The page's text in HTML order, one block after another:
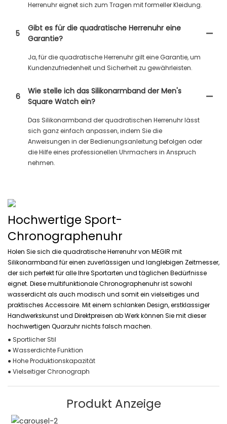
Herrenuhr eignet sich zum Tragen mit formeller Kleidung.
5
Gibt es für die quadratische Herrenuhr eine
Garantie?
Ja, für die quadratische Herrenuhr gilt eine Garantie, um
Kundenzufriedenheit und Sicherheit zu gewährleisten.
6
Wie stelle ich das Silikonarmband der Men's
Square Watch ein?
Das Silikonarmband der quadratischen Herrenuhr lässt
sich ganz einfach anpassen, indem Sie die
Anweisungen in der Bedienungsanleitung befolgen oder
die Hilfe eines professionellen Uhrmachers in Anspruch
nehmen.
Hochwertige Sport-
Chronographenuhr
Holen Sie sich die quadratische Herrenuhr von MEGIR mit
Silikonarmband für einen zuverlässigen und langlebigen Zeitmesser,
der sich perfekt für alle Ihre Sportarten und täglichen Bedürfnisse
eignet. Diese multifunktionale Chronographenuhr ist sowohl
wasserdicht als auch modisch und somit ein vielseitiges und
praktisches Accessoire. Mit einem schlanken Design, erstklassiger
Handwerkskunst und Direktpreisen ab Werk können Sie mit dieser
hochwertigen Quarzuhr nichts falsch machen.
● Sportlicher Stil
● Wasserdichte Funktion
● Hohe Produktionskapazität
● Vielseitiger Chronograph
Produkt Anzeige